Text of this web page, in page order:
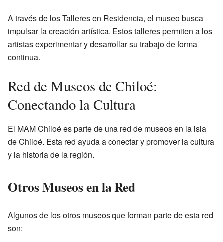
A través de los Talleres en Residencia, el museo busca
impulsar la creación artística. Estos talleres permiten a los
artistas experimentar y desarrollar su trabajo de forma
continua.
Red de Museos de Chiloé:
Conectando la Cultura
El MAM Chiloé es parte de una red de museos en la isla
de Chiloé. Esta red ayuda a conectar y promover la cultura
y la historia de la región.
Otros Museos en la Red
Algunos de los otros museos que forman parte de esta red
son: